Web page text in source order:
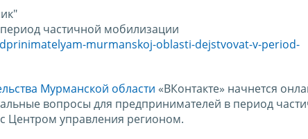
частичной мобилизации
murmanskoj-oblasti-dejstvovat-v-period-
Мурманской области «ВКонтакте» начнется
вопросы для предпринимателей в период
Центром управления регионом.